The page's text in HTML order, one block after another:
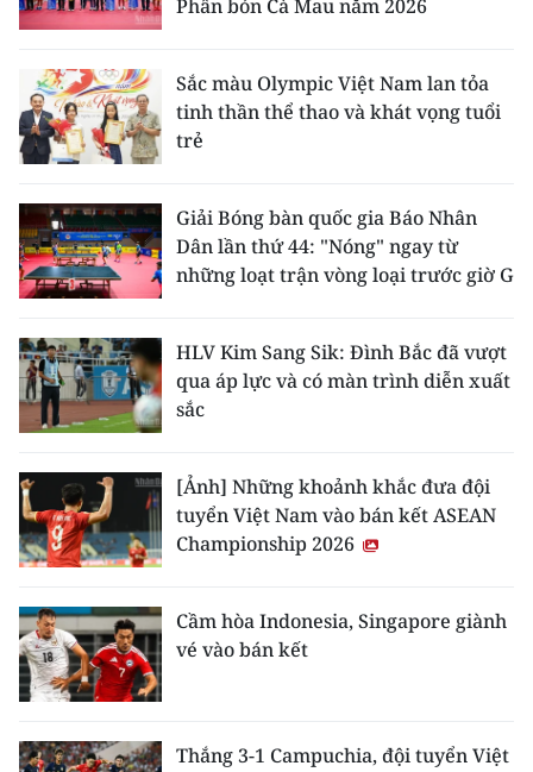
ENGLISH
中文
FRANÇAIS
ESPAÑOL
한국어
Phân bón Cà Mau năm 2026
Sắc màu Olympic Việt Nam lan tỏa
tinh thần thể thao và khát vọng tuổi
trẻ
Giải Bóng bàn quốc gia Báo Nhân
Dân lần thứ 44: "Nóng" ngay từ
những loạt trận vòng loại trước giờ G
HLV Kim Sang Sik: Đình Bắc đã vượt
qua áp lực và có màn trình diễn xuất
sắc
[Ảnh] Những khoảnh khắc đưa đội
tuyển Việt Nam vào bán kết ASEAN
Championship 2026
Cầm hòa Indonesia, Singapore giành
vé vào bán kết
Thắng 3-1 Campuchia, đội tuyển Việt